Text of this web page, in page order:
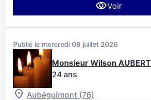
Voir
Publié le mercredi 08 juillet 2026
Monsieur Wilson AUBERT
24 ans
Aubéguimont (76)